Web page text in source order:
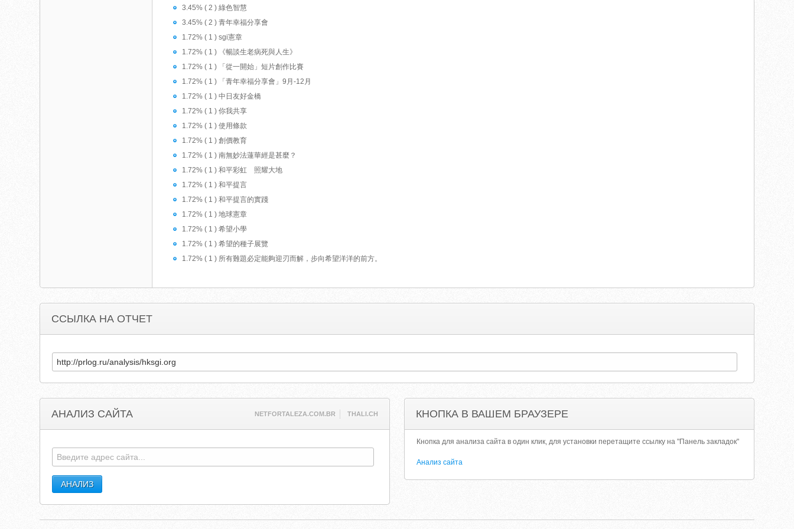
3.45% ( 2 ) 綠色智慧
3.45% ( 2 ) 青年幸福分享會
1.72% ( 1 ) sgi憲章
1.72% ( 1 ) 《暢談生老病死與人生》
1.72% ( 1 ) 「從一開始」短片創作比賽
1.72% ( 1 ) 「青年幸福分享會」9月-12月
1.72% ( 1 ) 中日友好金橋
1.72% ( 1 ) 你我共享
1.72% ( 1 ) 使用條款
1.72% ( 1 ) 創價教育
1.72% ( 1 ) 南無妙法蓮華經是甚麼？
1.72% ( 1 ) 和平彩虹 照耀大地
1.72% ( 1 ) 和平提言
1.72% ( 1 ) 和平提言的實踐
1.72% ( 1 ) 地球憲章
1.72% ( 1 ) 希望小學
1.72% ( 1 ) 希望的種子展覽
1.72% ( 1 ) 所有難題必定能夠迎刃而解，步向希望洋洋的前方。
ССЫЛКА НА ОТЧЕТ
АНАЛИЗ САЙТА NETFORTALEZA.COM.BR THALI.CH КНОПКА В ВАШЕМ БРАУЗЕРЕ
Кнопка для анализа сайта в один клик, для установки перетащите ссылку на "Панель закладок"
Анализ сайта